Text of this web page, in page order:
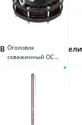
Оголовок
скважинный ОСП
130-140/32
пластиковый
0 отзывов
Вы недавно смотрели